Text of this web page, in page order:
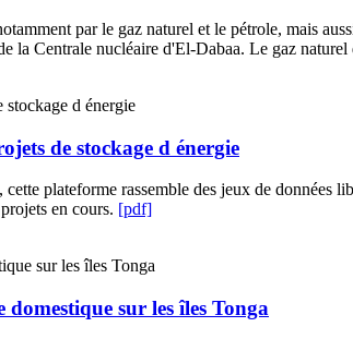
par le gaz naturel et le pétrole, mais
la Centrale nucléaire d'El-Dabaa. Le gaz
de stockage d énergie
plateforme rassemble des jeux de données
en cours. [pdf]
sur les îles Tonga